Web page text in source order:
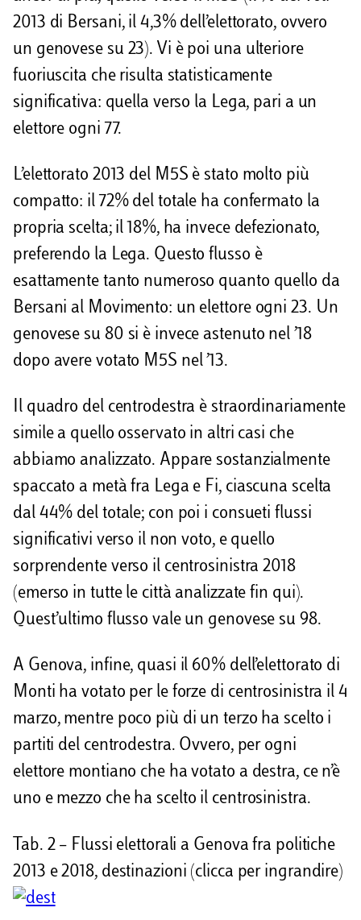
2013 di Bersani, il 4,3% dell’elettorato, ovvero
un genovese su 23). Vi è poi una ulteriore
fuoriuscita che risulta statisticamente
significativa: quella verso la Lega, pari a un
elettore ogni 77.
L’elettorato 2013 del M5S è stato molto più
compatto: il 72% del totale ha confermato la
propria scelta; il 18%, ha invece defezionato,
preferendo la Lega. Questo flusso è
esattamente tanto numeroso quanto quello da
Bersani al Movimento: un elettore ogni 23. Un
genovese su 80 si è invece astenuto nel ’18
dopo avere votato M5S nel ’13.
Il quadro del centrodestra è straordinariamente
simile a quello osservato in altri casi che
abbiamo analizzato. Appare sostanzialmente
spaccato a metà fra Lega e Fi, ciascuna scelta
dal 44% del totale; con poi i consueti flussi
significativi verso il non voto, e quello
sorprendente verso il centrosinistra 2018
(emerso in tutte le città analizzate fin qui).
Quest’ultimo flusso vale un genovese su 98.
A Genova, infine, quasi il 60% dell’elettorato di
Monti ha votato per le forze di centrosinistra il 4
marzo, mentre poco più di un terzo ha scelto i
partiti del centrodestra. Ovvero, per ogni
elettore montiano che ha votato a destra, ce n’è
uno e mezzo che ha scelto il centrosinistra.
Tab. 2 – Flussi elettorali a Genova fra politiche
2013 e 2018, destinazioni (clicca per ingrandire)